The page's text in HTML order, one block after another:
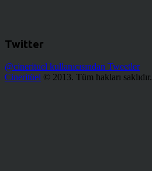
Twitter
@cinerituel kullanıcısından Tweetler
Cineritüel © 2013. Tüm hakları saklıdır.